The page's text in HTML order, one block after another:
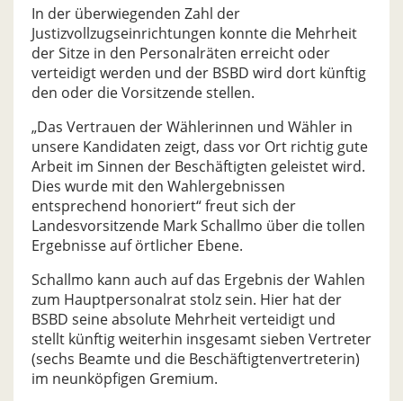
In der überwiegenden Zahl der
Justizvollzugseinrichtungen konnte die Mehrheit
der Sitze in den Personalräten erreicht oder
verteidigt werden und der BSBD wird dort künftig
den oder die Vorsitzende stellen.
„Das Vertrauen der Wählerinnen und Wähler in
unsere Kandidaten zeigt, dass vor Ort richtig gute
Arbeit im Sinnen der Beschäftigten geleistet wird.
Dies wurde mit den Wahlergebnissen
entsprechend honoriert“ freut sich der
Landesvorsitzende Mark Schallmo über die tollen
Ergebnisse auf örtlicher Ebene.
Schallmo kann auch auf das Ergebnis der Wahlen
zum Hauptpersonalrat stolz sein. Hier hat der
BSBD seine absolute Mehrheit verteidigt und
stellt künftig weiterhin insgesamt sieben Vertreter
(sechs Beamte und die Beschäftigtenvertreterin)
im neunköpfigen Gremium.